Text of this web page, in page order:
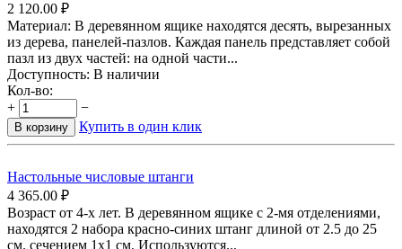
2 120.00 ₽
Материал: В деревянном ящике находятся десять, вырезанных
из дерева, панелей-пазлов. Каждая панель представляет собой
пазл из двух частей: на одной части...
Доступность: В наличии
Кол-во:
+
−
В корзину Купить в один клик
Настольные числовые штанги
4 365.00 ₽
Возраст от 4-х лет. В деревянном ящике с 2-мя отделениями,
находятся 2 набора красно-синих штанг длиной от 2.5 до 25
см. сечением 1х1 см. Используются...